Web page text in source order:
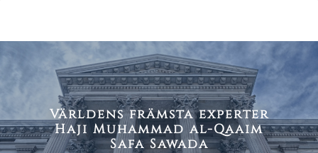
Världens främsta experter
Haji Muhammad al-Qaaim
Safa Sawada